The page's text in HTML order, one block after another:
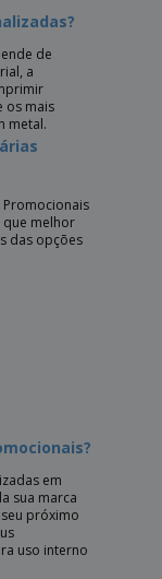
de
a
os mais
metal.
Promocionais
melhor
das opções
em
sua marca
próximo
uso interno